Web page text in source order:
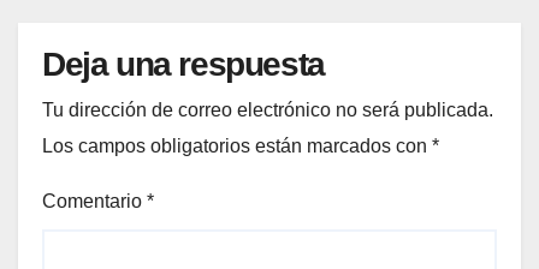
Deja una respuesta
Tu dirección de correo electrónico no será publicada.
Los campos obligatorios están marcados con *
Comentario *